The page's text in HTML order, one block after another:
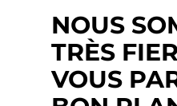
NOUS
TRÈS
VOUS